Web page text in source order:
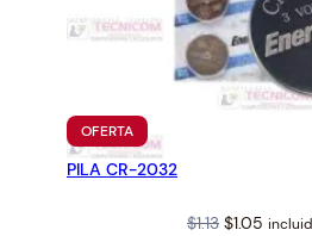
OFERTAPRODUCTO
EN
OFERTA
PILA CR-2032
$1.13 Original
$1.05